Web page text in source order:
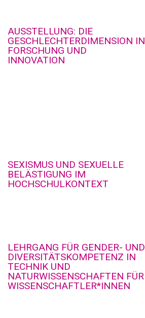
AUSSTELLUNG: DIE
GESCHLECHTERDIMENSION IN
FORSCHUNG UND
INNOVATION
SEXISMUS UND SEXUELLE
BELÄSTIGUNG IM
HOCHSCHULKONTEXT
LEHRGANG FÜR GENDER- UND
DIVERSITÄTSKOMPETENZ IN
TECHNIK UND
NATURWISSENSCHAFTEN FÜR
WISSENSCHAFTLER*INNEN